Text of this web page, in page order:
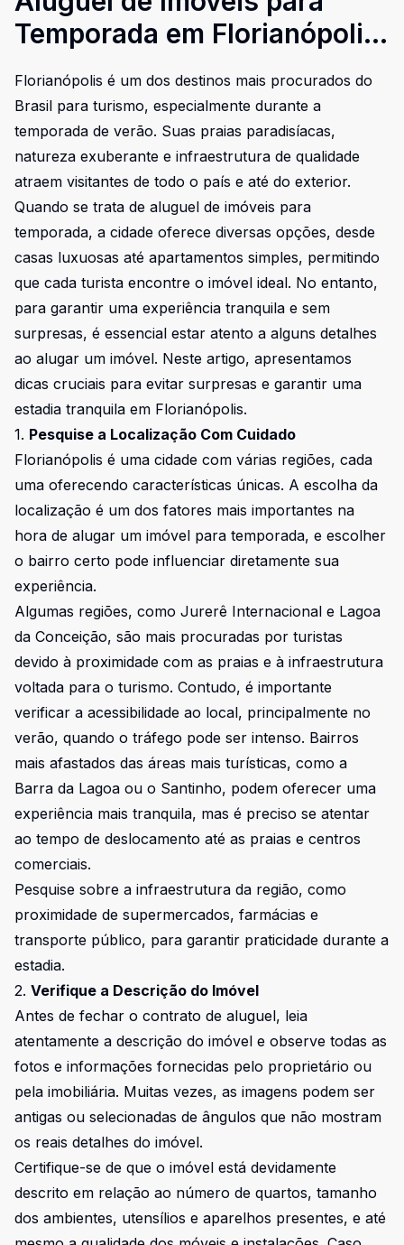
Temporada em Florianópolis:
Como Evitar Surpresas
Florianópolis é um dos destinos mais procurados do
Brasil para turismo, especialmente durante a
temporada de verão. Suas praias paradisíacas,
natureza exuberante e infraestrutura de qualidade
atraem visitantes de todo o país e até do exterior.
Quando se trata de aluguel de imóveis para
temporada, a cidade oferece diversas opções, desde
casas luxuosas até apartamentos simples, permitindo
que cada turista encontre o imóvel ideal. No entanto,
para garantir uma experiência tranquila e sem
surpresas, é essencial estar atento a alguns detalhes
ao alugar um imóvel. Neste artigo, apresentamos
dicas cruciais para evitar surpresas e garantir uma
estadia tranquila em Florianópolis.
1. Pesquise a Localização Com Cuidado
Florianópolis é uma cidade com várias regiões, cada
uma oferecendo características únicas. A escolha da
localização é um dos fatores mais importantes na
hora de alugar um imóvel para temporada, e escolher
o bairro certo pode influenciar diretamente sua
experiência.
Algumas regiões, como Jurerê Internacional e Lagoa
da Conceição, são mais procuradas por turistas
devido à proximidade com as praias e à infraestrutura
voltada para o turismo. Contudo, é importante
verificar a acessibilidade ao local, principalmente no
verão, quando o tráfego pode ser intenso. Bairros
mais afastados das áreas mais turísticas, como a
Barra da Lagoa ou o Santinho, podem oferecer uma
experiência mais tranquila, mas é preciso se atentar
ao tempo de deslocamento até as praias e centros
comerciais.
Pesquise sobre a infraestrutura da região, como
proximidade de supermercados, farmácias e
transporte público, para garantir praticidade durante a
estadia.
2. Verifique a Descrição do Imóvel
Antes de fechar o contrato de aluguel, leia
atentamente a descrição do imóvel e observe todas as
fotos e informações fornecidas pelo proprietário ou
pela imobiliária. Muitas vezes, as imagens podem ser
antigas ou selecionadas de ângulos que não mostram
os reais detalhes do imóvel.
Certifique-se de que o imóvel está devidamente
descrito em relação ao número de quartos, tamanho
dos ambientes, utensílios e aparelhos presentes, e até